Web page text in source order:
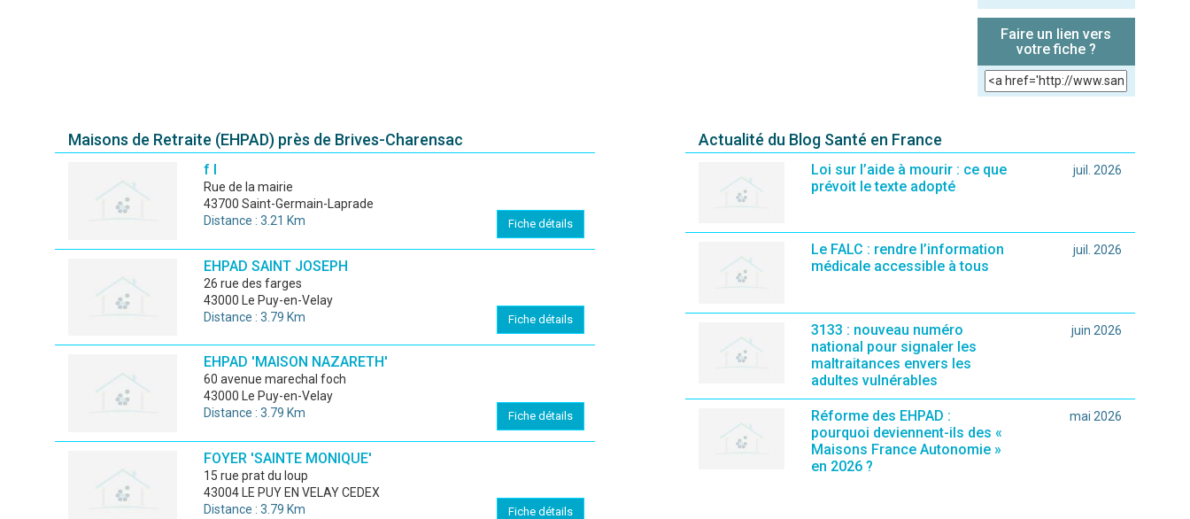
Faire un lien vers
votre fiche ?
Maisons de Retraite (EHPAD) près de Brives-Charensac
f l
rue de la mairie
43700 Saint-Germain-Laprade
Distance : 3.21 Km
Fiche détails
EHPAD SAINT JOSEPH
26 rue des farges
43000 Le Puy-en-Velay
Distance : 3.79 Km
Fiche détails
EHPAD 'MAISON NAZARETH'
60 avenue marechal foch
43000 Le Puy-en-Velay
Distance : 3.79 Km
Fiche détails
FOYER 'SAINTE MONIQUE'
15 rue prat du loup
43004 LE PUY EN VELAY CEDEX
Distance : 3.79 Km
Fiche détails
Actualité du Blog Santé en France
Loi sur l’aide à mourir : ce que
prévoit le texte adopté
juil. 2026
Le FALC : rendre l’information
médicale accessible à tous
juil. 2026
3133 : nouveau numéro
national pour signaler les
maltraitances envers les
adultes vulnérables
juin 2026
Réforme des EHPAD :
pourquoi deviennent-ils des «
Maisons France Autonomie »
en 2026 ?
mai 2026